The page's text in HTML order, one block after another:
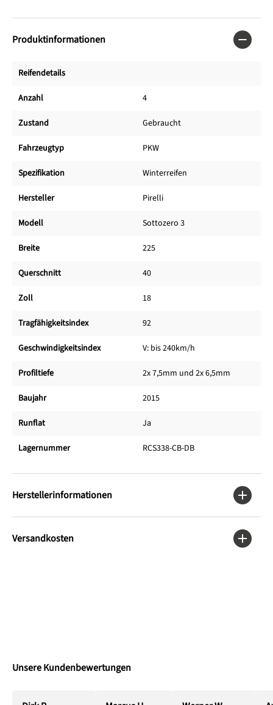
Produktinformationen
Reifendetails
Anzahl 4
Zustand Gebraucht
Fahrzeugtyp PKW
Spezifikation Winterreifen
Hersteller Pirelli
Modell Sottozero 3
Breite 225
Querschnitt 40
Zoll 18
Tragfähigkeitsindex 92
Geschwindigkeitsindex V: bis 240km/h
Profiltiefe 2x 7,5mm und 2x 6,5mm
Baujahr 2015
Runflat Ja
Lagernummer RCS338-CB-DB
Herstellerinformationen
Versandkosten
Unsere Kundenbewertungen